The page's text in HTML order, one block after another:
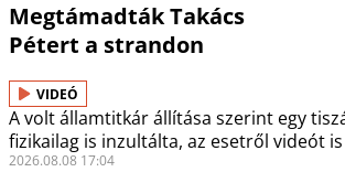
Megtámadták Takács
Pétert a strandon
VIDEÓ
A volt államtitkár állítása szerint egy
fizikailag is inzultálta, az esetről videót
2026.08.08 17:04